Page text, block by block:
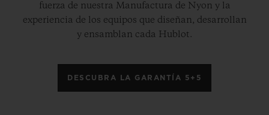
fuerza de nuestra Manufactura de Nyon y la
experiencia de los equipos que diseñan, desarrollan
y ensamblan cada Hublot.
DESCUBRA LA GARANTÍA 5+5